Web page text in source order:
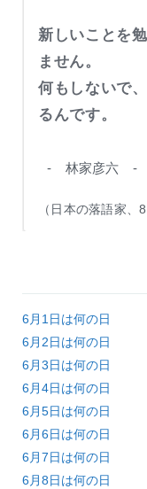
新しいことを
ません。
何もしないで
るんです。
- 林家彦六 -
（日本の落語家、
6月1日は何の日
6月2日は何の日
6月3日は何の日
6月4日は何の日
6月5日は何の日
6月6日は何の日
6月7日は何の日
6月8日は何の日